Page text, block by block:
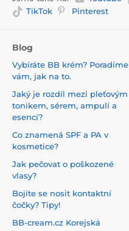
TikTok
Pinterest
Blog
Vybíráte BB krém? Poradíme
vám, jak na to.
Jaký je rozdíl mezi pleťovým
tonikem, sérem, ampulí a
esencí?
Co znamená SPF a PA v
kosmetice?
Jak pečovat o poškozené
vlasy?
Bojíte se nosit kontaktní
čočky? Tipy!
BB-cream.cz Korejská